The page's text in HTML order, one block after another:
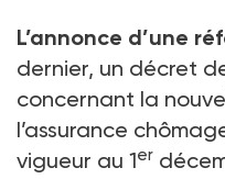
L’annonce d’une
dernier, un décret
concernant la
l’assurance
vigueur au 1er